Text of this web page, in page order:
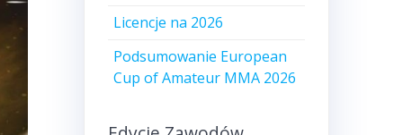
Licencje na 2026
Podsumowanie European
Cup of Amateur MMA 2026